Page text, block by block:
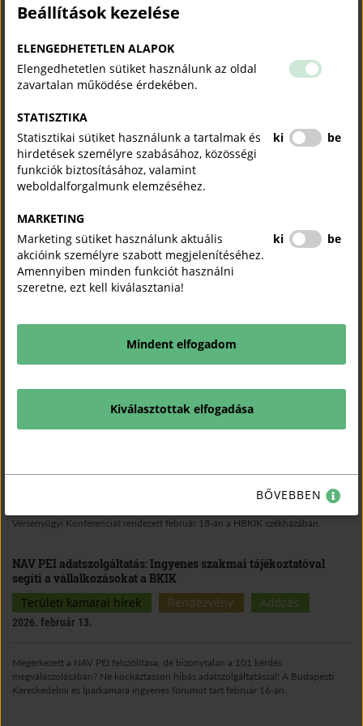
Kérjük mindazon vállalkozások jelentkezését, amelyek az azbeszt-szennyezéssel
ügy közvetlen vagy közvetett hatást gyakorol.
Újabb támogatott mesterképzéseket hirdet az iparkamara –
Területi kamarai hírek
A mestervégzettség sokkal több egy papírnál: szakmai elhivatottságot tükröz, a
jövőbe vetett bizalmat mutatja, olyan végzettség, amellyel a mesterek egy
magasabb szintű szakmai tudást tudnak átadni a fiatalok számára.
A szakmaválasztásban segít a Komárom-Esztergom vármegyei
kamara – KEMKIK
Területi kamarai hírek
Sajtóközlemény
pályaválasztás segítésére szakmaismereti versenyt a Komárom-Esztergom
Vármegyei Kereskedelmi és Iparkamara. A megmérettetésre 38 csapat nevezett a
konferencia Debrecenben! - HBKIK
A Hajdú-Bihar Vármegyei Kereskedelmi és Iparkamara (HBKIK) a Közbeszerzési
Versenyügyi Konferenciát rendezett február 18-án a HBKIK székházában.
NAV PEI adatszolgáltatás: Ingyenes szakmai tájékoztatóval
segíti a vállalkozásokat a BKIK
Területi kamarai hírek
Rendezvény Adózás
2026. február 13.
Megérkezett a NAV PEI felszólítása, de bizonytalan a 101 kérdés
megválaszolásában? Ne kockáztasson hibás adatszolgáltatással! A Budapesti
Kereskedelmi és Iparkamara ingyenes fórumot tart február 16-án.
Beállítások kezelése
ELENGEDHETETLEN ALAPOK
Elengedhetetlen sütiket használunk az oldal
zavartalan működése érdekében.
STATISZTIKA
Statisztikai sütiket használunk a tartalmak és
hirdetések személyre szabásához, közösségi
funkciók biztosításához, valamint
weboldalforgalmunk elemzéséhez.
ki be
MARKETING
Marketing sütiket használunk aktuális
akcióink személyre szabott megjelenítéséhez.
Amennyiben minden funkciót használni
szeretne, ezt kell kiválasztania!
ki be
Mindent elfogadom
Kiválasztottak elfogadása
BŐVEBBEN